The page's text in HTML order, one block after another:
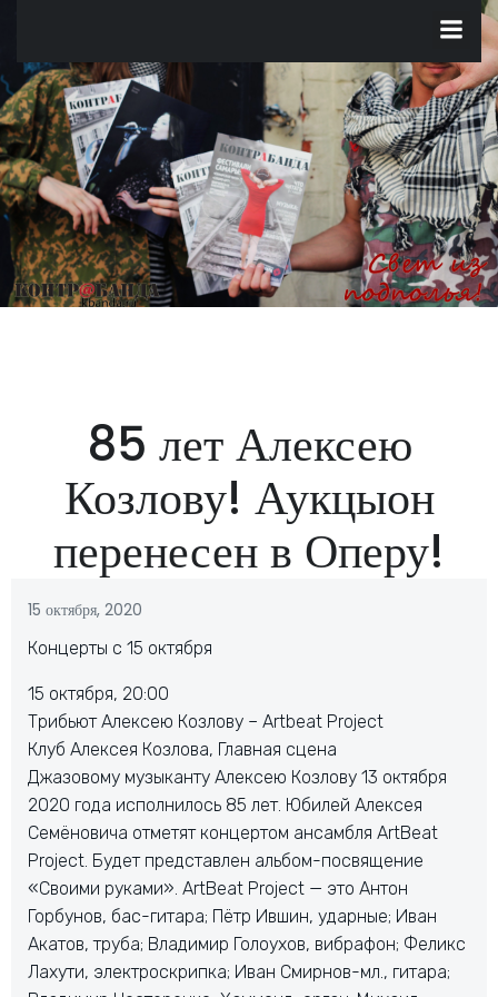
содержимому
85 лет Алексею
Козлову! Аукцыон
перенесен в Оперу!
15 октября, 2020
Концерты с 15 октября
15 октября, 20:00
Трибьют Алексею Козлову – Artbeat Project
Клуб Алексея Козлова, Главная сцена
Джазовому музыканту Алексею Козлову 13 октября
2020 года исполнилось 85 лет. Юбилей Алексея
Семёновича отметят концертом ансамбля ArtBeat
Project. Будет представлен альбом-посвящение
«Своими руками». ArtBeat Project — это Антон
Горбунов, бас-гитара; Пётр Ившин, ударные; Иван
Акатов, труба; Владимир Голоухов, вибрафон; Феликс
Лахути, электроскрипка; Иван Смирнов-мл., гитара;